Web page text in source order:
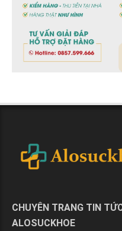
CHUYÊN TRANG TIN
ALOSUCKHOE